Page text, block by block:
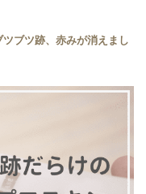
ブツ跡、赤みが消えまし